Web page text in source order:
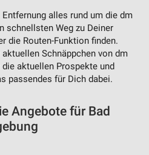
alles rund um die dm
schnellsten Weg zu Deiner
die Routen-Funktion finden.
Schnäppchen von dm
aktuellen Prospekte und
passendes für Dich dabei.
Angebote für Bad
Auswahl
Auswahl